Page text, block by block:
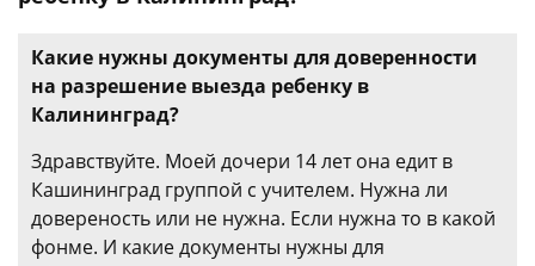
Какие нужны документы для доверенности
на разрешение выезда ребенку в
Калининград?
Здравствуйте. Моей дочери 14 лет она едит в
Кашининград группой с учителем. Нужна ли
довереность или не нужна. Если нужна то в какой
фонме. И какие документы нужны для